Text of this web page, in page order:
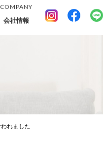
COMPANY
会社情報
れました